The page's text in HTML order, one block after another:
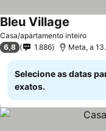
Casa/apartamento inteiro
Bleu Village
6,8 1.886 Meta, a
Selecione as datas
exatos.